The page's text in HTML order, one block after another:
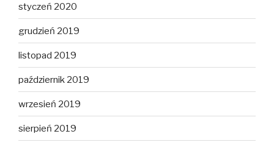
styczeń 2020
grudzień 2019
listopad 2019
październik 2019
wrzesień 2019
sierpień 2019